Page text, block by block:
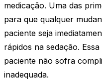
medicação. Uma das
para que qualquer
paciente seja
rápidos na sedação.
paciente não sofra
inadequada.